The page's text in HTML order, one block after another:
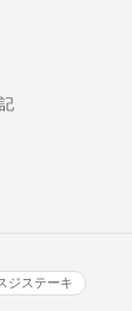
ジステーキ